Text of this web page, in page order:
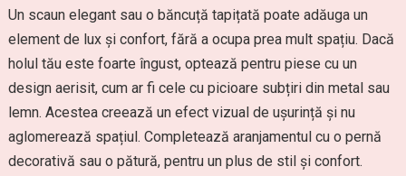
Un scaun elegant sau o băncuță tapițată poate adăuga un
element de lux și confort, fără a ocupa prea mult spațiu. Dacă
holul tău este foarte îngust, optează pentru piese cu un
design aerisit, cum ar fi cele cu picioare subțiri din metal sau
lemn. Acestea creează un efect vizual de ușurință și nu
aglomerează spațiul. Completează aranjamentul cu o pernă
decorativă sau o pătură, pentru un plus de stil și confort.